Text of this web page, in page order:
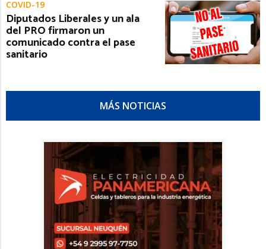
COVID-19
Diputados Liberales y un ala
del PRO firmaron un
comunicado contra el pase
sanitario
MÁS NOTICIAS